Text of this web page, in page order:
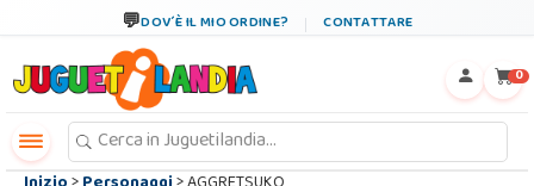
DOV´È IL MIO ORDINE? CONTATTARE
0